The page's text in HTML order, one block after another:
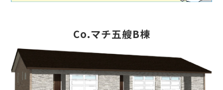
Co.マチ五艘B棟